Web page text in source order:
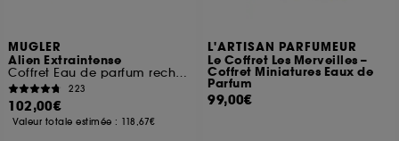
MUGLER
Alien Extraintense
Coffret Eau de parfum rechargeable pour femme
223
102,00€
Valeur totale estimée : 118,67€
L'ARTISAN PARFUMEUR
Le Coffret Les Merveilles –
Coffret Miniatures Eaux de
Parfum
99,00€